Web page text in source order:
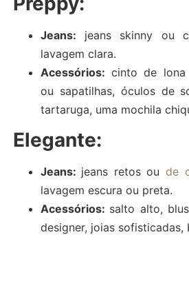
Jeans: jeans skinny ou
lavagem clara.
Acessórios: cinto de lona
ou sapatilhas, óculos de
tartaruga, uma mochila
Elegante:
Jeans: jeans retos ou de
lavagem escura ou preta.
Acessórios: salto alto,
designer, joias sofisticadas,